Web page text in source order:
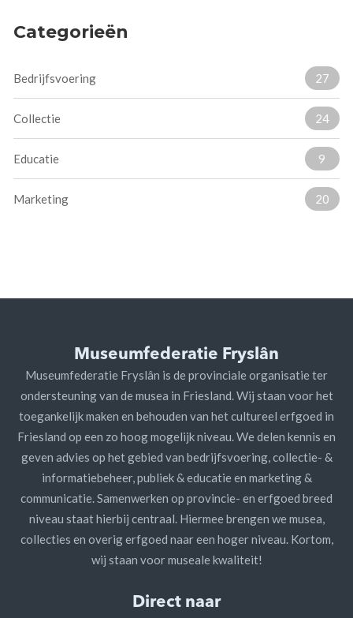
Categorieën
Bedrijfsvoering 27
Collectie 24
Educatie 9
Marketing 20
Museumfederatie Fryslân
Museumfederatie Fryslân is de provinciale organisatie ter
ondersteuning van de musea in Friesland. Wij staan voor het
toegankelijk maken en behouden van het cultureel erfgoed in
Friesland op een zo hoog mogelijk niveau. We delen kennis en
geven advies op het gebied van bedrijfsvoering, collectie- &
informatiebeheer, publiek & educatie en marketing &
communicatie. Samenwerken op provincie- en erfgoed breed
niveau staat hierbij centraal. Hiermee brengen we musea,
collecties en overig erfgoed naar een hoger niveau. Kortom,
wij staan voor museale kwaliteit!
Direct naar